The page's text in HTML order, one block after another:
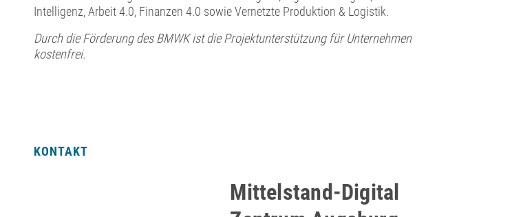
Intelligenz, Arbeit 4.0, Finanzen 4.0 sowie Vernetzte Produktion & Logistik.
Durch die Förderung des BMWK ist die Projektunterstützung für Unternehmen
kostenfrei.
KONTAKT
Mittelstand-Digital